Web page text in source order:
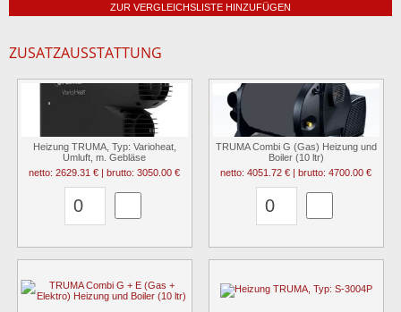
ZUR VERGLEICHSLISTE HINZUFÜGEN
ZUSATZAUSSTATTUNG
Heizung TRUMA, Typ: Varioheat,
Umluft, m. Gebläse
netto: 2629.31 € | brutto: 3050.00 €
TRUMA Combi G (Gas) Heizung und
Boiler (10 ltr)
netto: 4051.72 € | brutto: 4700.00 €